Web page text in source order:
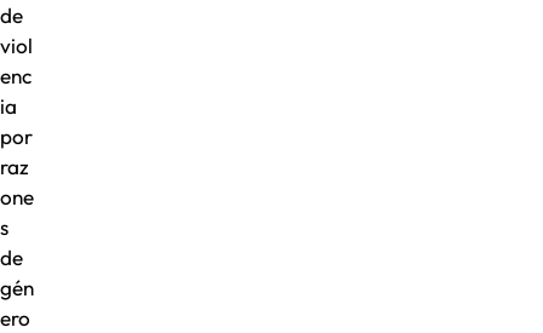
de
viol
enc
ia
por
raz
one
s
de
gén
ero